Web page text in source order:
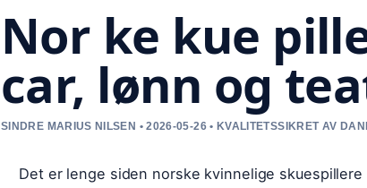
Nor ke kue
car, lønn og
SINDRE MARIUS NILSEN • 2026-05-26 • KVALITETSSIKRET AV
Det er lenge siden norske kvinnelige